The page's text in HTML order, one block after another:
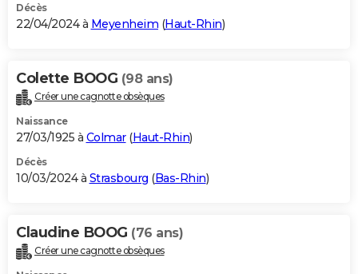
Décès
22/04/2024 à Meyenheim (Haut-Rhin)
Colette BOOG (98 ans)
Créer une cagnotte obsèques
Naissance
27/03/1925 à Colmar(Haut-Rhin)
Décès
10/03/2024 à Strasbourg (Bas-Rhin)
Claudine BOOG (76 ans)
Créer une cagnotte obsèques